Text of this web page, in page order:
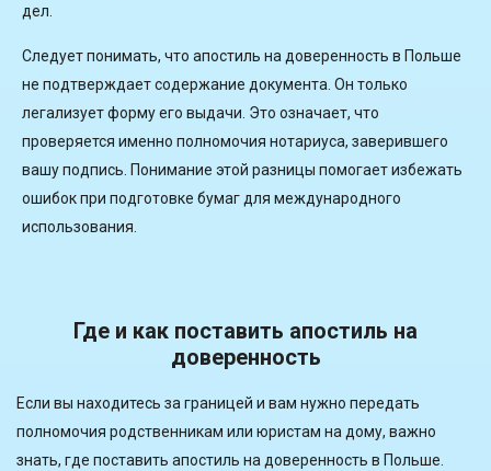
дел.
Следует понимать, что апостиль на доверенность в Польше
не подтверждает содержание документа. Он только
легализует форму его выдачи. Это означает, что
проверяется именно полномочия нотариуса, заверившего
вашу подпись. Понимание этой разницы помогает избежать
ошибок при подготовке бумаг для международного
использования.
Где и как поставить апостиль на
доверенность
Если вы находитесь за границей и вам нужно передать
полномочия родственникам или юристам на дому, важно
знать, где поставить апостиль на доверенность в Польше.